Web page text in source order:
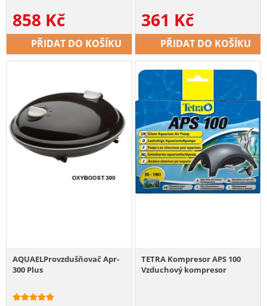
858 Kč
PŘIDAT DO KOŠÍKU
361 Kč
PŘIDAT DO KOŠÍKU
AQUAELProvzdušňovač Apr-
300 Plus
TETRA Kompresor APS 100
Vzduchový kompresor